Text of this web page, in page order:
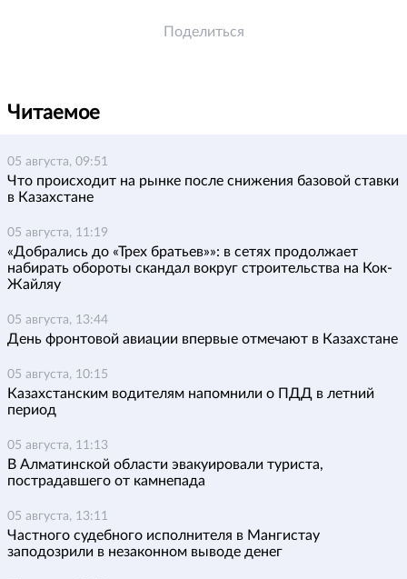
Поделиться
Читаемое
05 августа, 09:51
Что происходит на рынке после снижения базовой ставки
в Казахстане
05 августа, 11:19
«Добрались до «Трех братьев»»: в сетях продолжает
набирать обороты скандал вокруг строительства на Кок-
Жайляу
05 августа, 13:44
День фронтовой авиации впервые отмечают в Казахстане
05 августа, 10:15
Казахстанским водителям напомнили о ПДД в летний
период
05 августа, 11:13
В Алматинской области эвакуировали туриста,
пострадавшего от камнепада
05 августа, 13:11
Частного судебного исполнителя в Мангистау
заподозрили в незаконном выводе денег